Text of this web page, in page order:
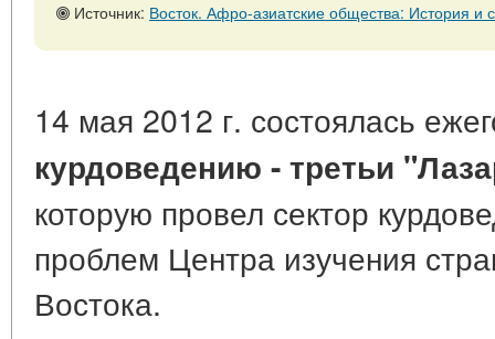
Источник: Восток. Афро-азиатские общества: История и современность, № 1, 28
14 мая 2012 г. состоялась
курдоведению - третьи
которую провел сектор
проблем Центра изучения
Востока.